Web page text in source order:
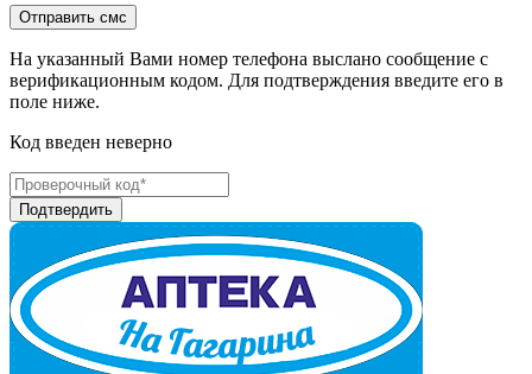
На указанный Вами номер телефона выслано сообщение с
верификационным кодом. Для подтверждения введите его в
поле ниже.
Код введен неверно